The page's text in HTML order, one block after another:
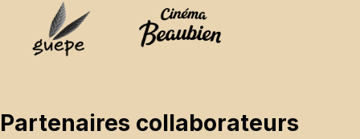
Partenaires collaborateurs